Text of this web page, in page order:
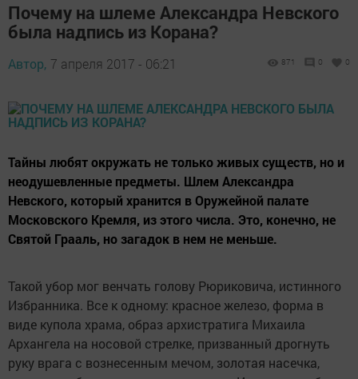
Почему на шлеме Александра Невского
была надпись из Корана?
Автор, 7 апреля 2017 - 06:21 871 0 0
Тайны любят окружать не только живых существ, но и
неодушевленные предметы. Шлем Александра
Невского, который хранится в Оружейной палате
Московского Кремля, из этого числа. Это, конечно, не
Святой Грааль, но загадок в нем не меньше.
Такой убор мог венчать голову Рюриковича, истинного
Избранника. Все к одному: красное железо, форма в
виде купола храма, образ архистратига Михаила
Архангела на носовой стрелке, призванный дрогнуть
руку врага с вознесенным мечом, золотая насечка,